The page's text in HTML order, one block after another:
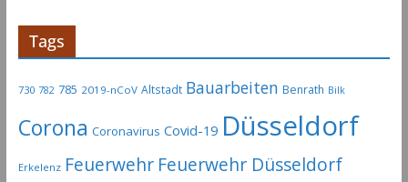
Tags
730 782 785 2019-nCoV Altstadt Bauarbeiten Benrath Bilk
Corona Coronavirus Covid-19 Düsseldorf
Erkelenz Feuerwehr Feuerwehr Düsseldorf